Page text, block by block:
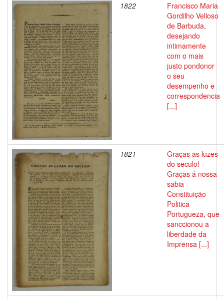
1822
Francisco Maria
Gordilho Velloso
de Barbuda,
desejando
intimamente
com o mais
justo pondonor
o seu
desempenho e
correspondencia
[...]
1821
Graças as luzes
do seculo!
Graças á nossa
sabia
Constituição
Politica
Portugueza, que
sanccionou a
liberdade da
Imprensa [...]